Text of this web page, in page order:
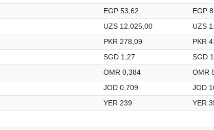
EGP 53,62 EGP
UZS 12.025,00 UZS
PKR 278,09 PKR
SGD 1,27 SGD
OMR 0,384 OMR
JOD 0,709 JOD
YER 239 YER